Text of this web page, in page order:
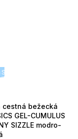
SUMMER SALE -35% ?
cestná bežecká
GEL-CUMULUS
SIZZLE modro-